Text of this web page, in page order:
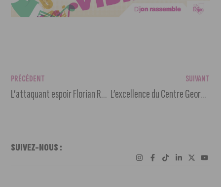
PRÉCÉDENT
L’attaquant espoir Florian Rombogouera signe son premier contrat professionnel avec le DFCO
SUIVANT
L’excellence du Centre Georges-François Leclerc certifiée par la Haute Autorité de Santé
SUIVEZ-NOUS :